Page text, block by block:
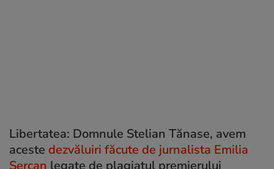
Libertatea: Domnule Stelian Tănase, avem
aceste dezvăluiri făcute de jurnalista Emilia
Șercan legate de plagiatul premierului